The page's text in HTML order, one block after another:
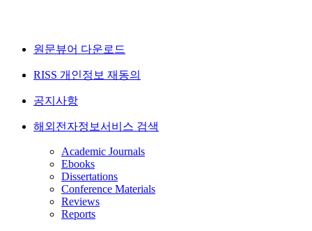
원문뷰어 다운로드
RISS 개인정보 재동의
공지사항
해외전자정보서비스 검색
Academic Journals
Ebooks
Dissertations
Conference Materials
Reviews
Reports